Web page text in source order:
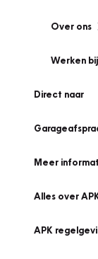
Over ons
Werken
Direct naar
Meer
Alles over
APK